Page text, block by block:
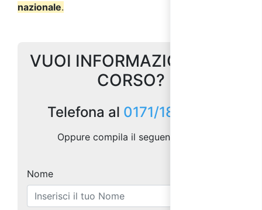
nazionale.
VUOI INFORMAZIONI SUL
CORSO?
Telefona al 0171/1873157
Oppure compila il seguente form:
Nome